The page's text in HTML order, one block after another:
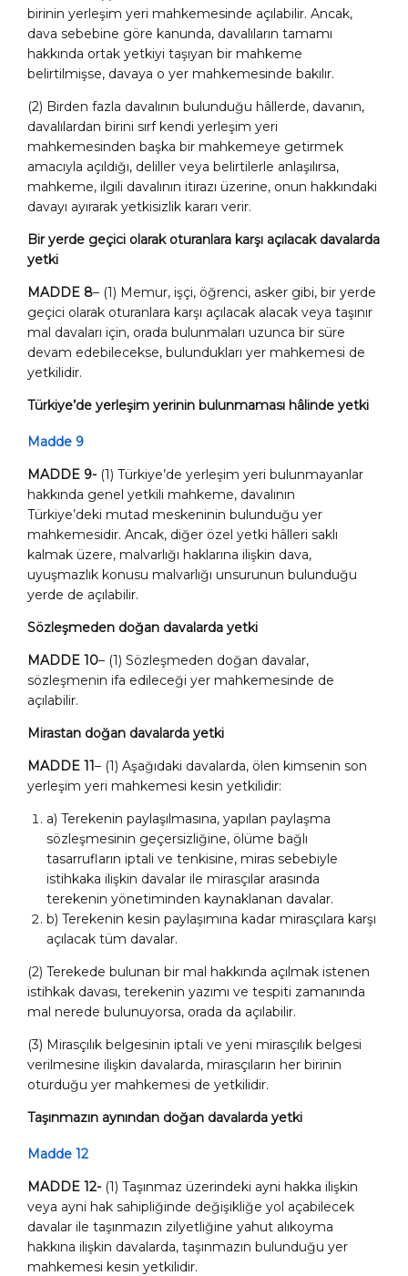
birinin yerleşim yeri mahkemesinde açılabilir. Ancak,
dava sebebine göre kanunda, davalıların tamamı
hakkında ortak yetkiyi taşıyan bir mahkeme
belirtilmişse, davaya o yer mahkemesinde bakılır.
(2) Birden fazla davalının bulunduğu hâllerde, davanın,
davalılardan birini sırf kendi yerleşim yeri
mahkemesinden başka bir mahkemeye getirmek
amacıyla açıldığı, deliller veya belirtilerle anlaşılırsa,
mahkeme, ilgili davalının itirazı üzerine, onun hakkındaki
davayı ayırarak yetkisizlik kararı verir.
Bir yerde geçici olarak oturanlara karşı açılacak davalarda
yetki
MADDE 8– (1) Memur, işçi, öğrenci, asker gibi, bir yerde
geçici olarak oturanlara karşı açılacak alacak veya taşınır
mal davaları için, orada bulunmaları uzunca bir süre
devam edebilecekse, bulundukları yer mahkemesi de
yetkilidir.
Türkiye’de yerleşim yerinin bulunmaması hâlinde yetki
Madde 9
MADDE 9- (1) Türkiye’de yerleşim yeri bulunmayanlar
hakkında genel yetkili mahkeme, davalının
Türkiye’deki mutad meskeninin bulunduğu yer
mahkemesidir. Ancak, diğer özel yetki hâlleri saklı
kalmak üzere, malvarlığı haklarına ilişkin dava,
uyuşmazlık konusu malvarlığı unsurunun bulunduğu
yerde de açılabilir.
Sözleşmeden doğan davalarda yetki
MADDE 10– (1) Sözleşmeden doğan davalar,
sözleşmenin ifa edileceği yer mahkemesinde de
açılabilir.
Mirastan doğan davalarda yetki
MADDE 11– (1) Aşağıdaki davalarda, ölen kimsenin son
yerleşim yeri mahkemesi kesin yetkilidir:
a) Terekenin paylaşılmasına, yapılan paylaşma
sözleşmesinin geçersizliğine, ölüme bağlı
tasarrufların iptali ve tenkisine, miras sebebiyle
istihkaka ilişkin davalar ile mirasçılar arasında
terekenin yönetiminden kaynaklanan davalar.
b) Terekenin kesin paylaşımına kadar mirasçılara karşı
açılacak tüm davalar.
(2) Terekede bulunan bir mal hakkında açılmak istenen
istihkak davası, terekenin yazımı ve tespiti zamanında
mal nerede bulunuyorsa, orada da açılabilir.
(3) Mirasçılık belgesinin iptali ve yeni mirasçılık belgesi
verilmesine ilişkin davalarda, mirasçıların her birinin
oturduğu yer mahkemesi de yetkilidir.
Taşınmazın aynından doğan davalarda yetki
Madde 12
MADDE 12- (1) Taşınmaz üzerindeki ayni hakka ilişkin
veya ayni hak sahipliğinde değişikliğe yol açabilecek
davalar ile taşınmazın zilyetliğine yahut alıkoyma
hakkına ilişkin davalarda, taşınmazın bulunduğu yer
mahkemesi kesin yetkilidir.